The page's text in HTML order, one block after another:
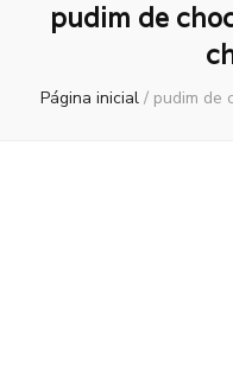
pudim de
Página inicial / pudim de